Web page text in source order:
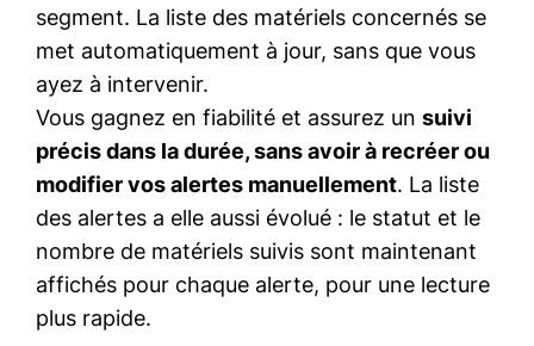
segment. La liste des matériels concernés se
met automatiquement à jour, sans que vous
ayez à intervenir.
Vous gagnez en fiabilité et assurez un suivi
précis dans la durée, sans avoir à recréer ou
modifier vos alertes manuellement. La liste
des alertes a elle aussi évolué : le statut et le
nombre de matériels suivis sont maintenant
affichés pour chaque alerte, pour une lecture
plus rapide.